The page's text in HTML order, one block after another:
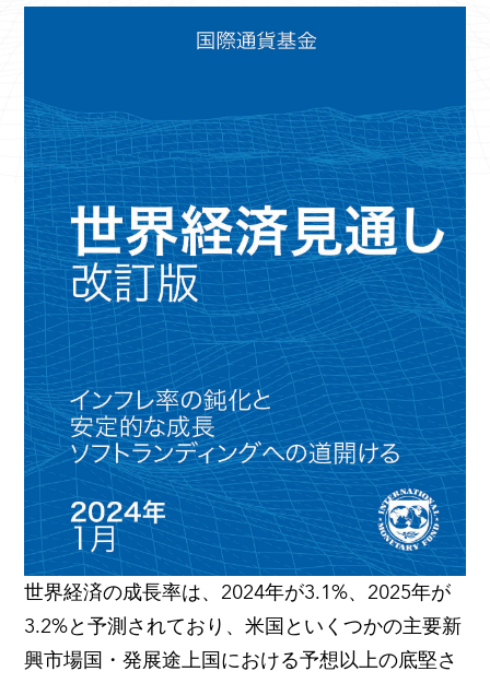
世界経済の成長率は、2024年が3.1%、2025年が
3.2%と予測されており、米国といくつかの主要新
興市場国・発展途上国における予想以上の底堅さ